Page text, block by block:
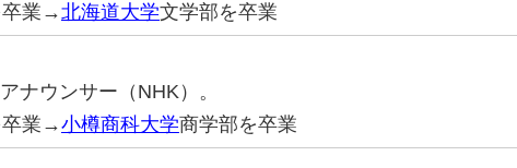
卒業→北海道大学文学部を卒業
ナウンサー（NHK）。
卒業→小樽商科大学商学部を卒業